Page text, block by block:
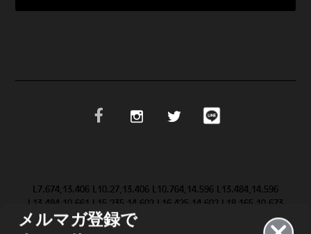
L7.674,13.406 L10.27,13.406 L10.764,14.596 L13.484,14.596
L13.484,10.661 L15.235,14.602 L16.425,14.602 L18.165,10.673
L18.165,14.603 L19.623,14.603 L19.647,9.083 L19.646,9.084 Z
M28.986,11.852 L31.517,9.084 L29.695,9.084 L28.094,10.81
メルマガ登録で